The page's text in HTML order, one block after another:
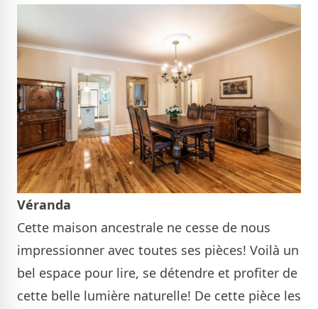
Véranda
Cette maison ancestrale ne cesse de nous
impressionner avec toutes ses pièces! Voilà un
bel espace pour lire, se détendre et profiter de
cette belle lumière naturelle! De cette pièce les